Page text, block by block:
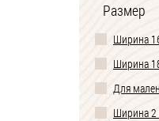
Размер
Ширина
Ширина
Для
Ширина 2